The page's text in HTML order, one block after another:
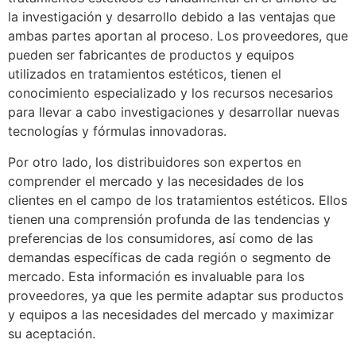
la investigación y desarrollo debido a las ventajas que
ambas partes aportan al proceso. Los proveedores, que
pueden ser fabricantes de productos y equipos
utilizados en tratamientos estéticos, tienen el
conocimiento especializado y los recursos necesarios
para llevar a cabo investigaciones y desarrollar nuevas
tecnologías y fórmulas innovadoras.
Por otro lado, los distribuidores son expertos en
comprender el mercado y las necesidades de los
clientes en el campo de los tratamientos estéticos. Ellos
tienen una comprensión profunda de las tendencias y
preferencias de los consumidores, así como de las
demandas específicas de cada región o segmento de
mercado. Esta información es invaluable para los
proveedores, ya que les permite adaptar sus productos
y equipos a las necesidades del mercado y maximizar
su aceptación.